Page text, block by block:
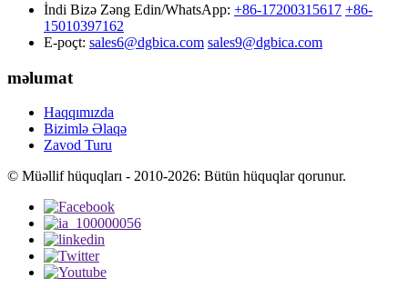
İndi Bizə Zəng Edin/WhatsApp: +86-17200315617 +86-
15010397162
E-poçt: sales6@dgbica.com sales9@dgbica.com
məlumat
Haqqımızda
Bizimlə Əlaqə
Zavod Turu
© Müəllif hüquqları - 2010-2026: Bütün hüquqlar qorunur.